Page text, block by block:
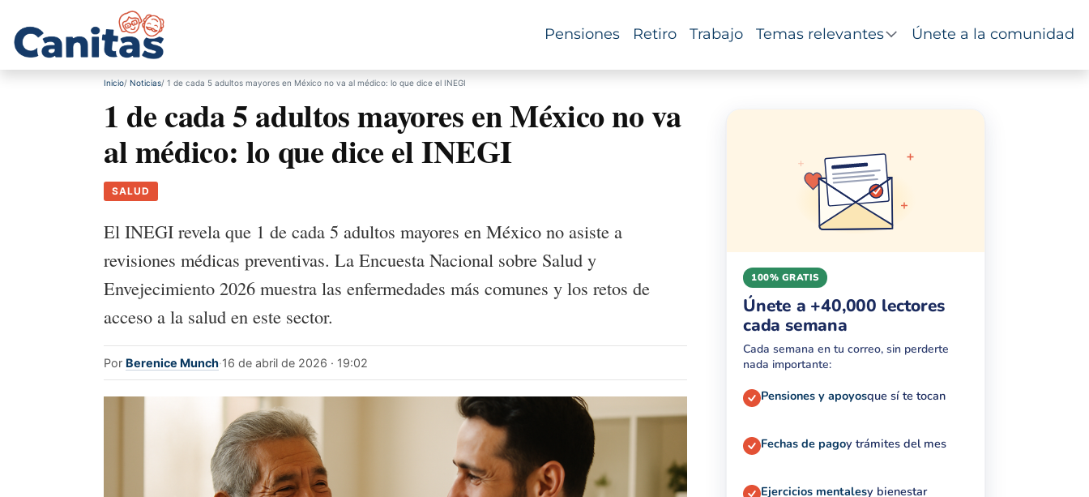
Pensiones Retiro Trabajo Temas relevantes Únete a la comunidad
Inicio Noticias 1 de cada 5 adultos mayores en México no va al médico: lo que dice el INEGI
1 de cada 5 adultos mayores en México no va
al médico: lo que dice el INEGI
SALUD
El INEGI revela que 1 de cada 5 adultos mayores en México no asiste a
revisiones médicas preventivas. La Encuesta Nacional sobre Salud y
Envejecimiento 2026 muestra las enfermedades más comunes y los retos de
acceso a la salud en este sector.
Por Berenice Munch·16 de abril de 2026 · 19:02
100% GRATIS
Únete a +40,000 lectores
cada semana
Cada semana en tu correo, sin perderte
nada importante:
Pensiones y apoyosque sí te tocan
Fechas de pagoy trámites del mes
Ejercicios mentalesy bienestar